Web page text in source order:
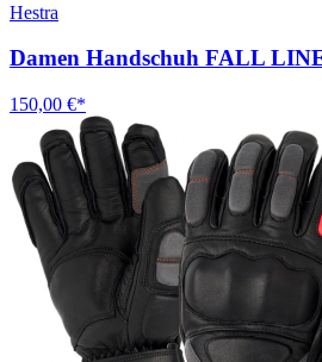
Hestra
Damen Handschuh FALL
150,00 €*